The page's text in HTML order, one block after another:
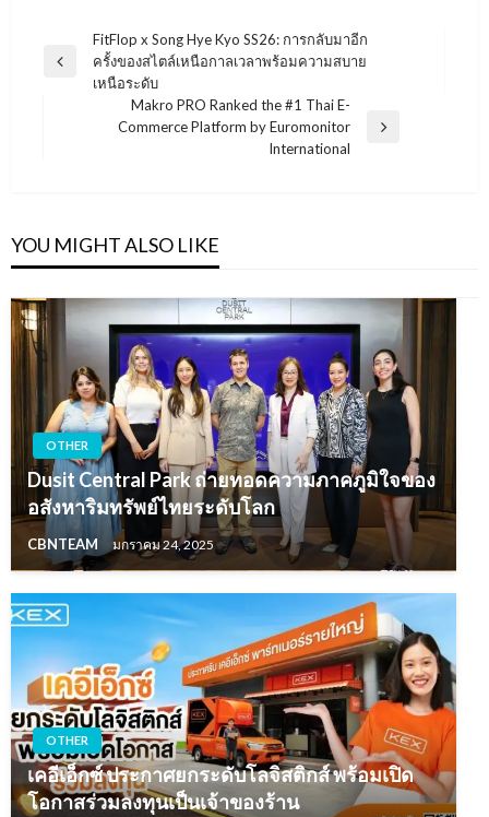
แนะแนว
เรื่อง
Previous
FitFlop x Song Hye Kyo SS26: การกลับมาอีก
ครั้งของสไตล์เหนือกาลเวลาพร้อมความสบาย
เหนือระดับ
Makro PRO Ranked the #1 Thai E-
Commerce Platform by Euromonitor
International
YOU MIGHT ALSO LIKE
OTHER
Dusit Central Park ถ่ายทอดความภาคภูมิใจของ
อสังหาริมทรัพย์ไทยระดับโลก
CBNTEAM มกราคม 24, 2025
OTHER
เคอีเอ็กซ์ ประกาศยกระดับโลจิสติกส์ พร้อมเปิด
โอกาสร่วมลงทุนเป็นเจ้าของร้าน